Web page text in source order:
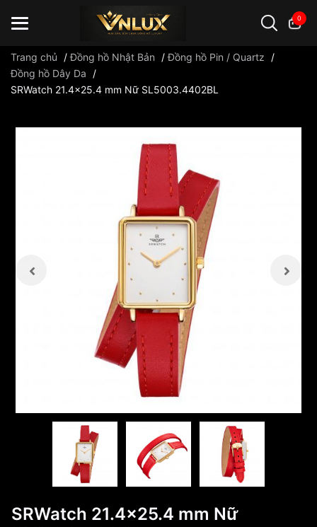
0
Đồng hồ casio đồng hồ G-Shock đồng hồ Orient
Trang chủ /Đồng hồ Nhật Bản /Đồng hồ Pin / Quartz
/
Đồng hồ Dây Da
/
SRWatch 21.4x25.4 mm Nữ SL5003.4402BL
SRWatch 21.4x25.4 mm Nữ